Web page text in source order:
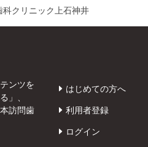
クリニック上石神井
ンツを
」、
訪問歯
はじめての方へ
利用者登録
ログイン